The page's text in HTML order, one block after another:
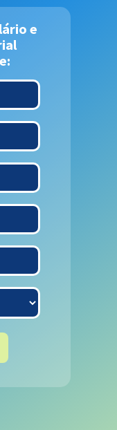
e